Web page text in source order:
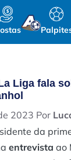
Liga fala
2023 Por
da
entrevista ao